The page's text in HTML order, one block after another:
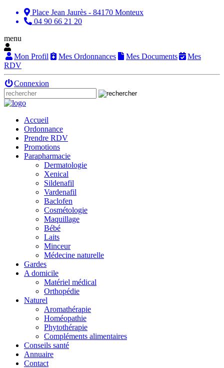
Place Jean Jaurès - 84170 Monteux
04 90 66 21 20
menu
Mon Profil Mes Ordonnances Mes Documents
Mes
RDV
Connexion
Accueil
Ordonnance
Prendre RDV
Promotions
Parapharmacie
Dermatologie
Xenical
Sildenafil
Vardenafil
Baclofen
Cosmétologie
Maquillage
Bébé
Laits
Minceur
Médecine naturelle
Gardes
A domicile
Matériel médical
Orthopédie
Naturel
Aromathérapie
Homéopathie
Phytothérapie
Compléments alimentaires
Conseils santé
Annuaire
Contact